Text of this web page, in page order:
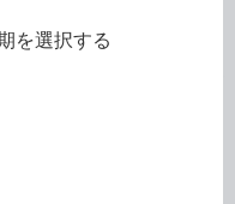
を選択する